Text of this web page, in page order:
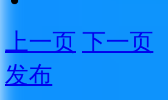
上一页 下一页
发布